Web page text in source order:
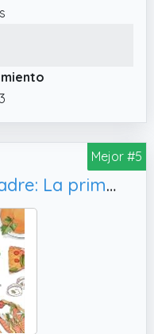
Mejor #5
Las recetas de mi madre: La primera vez que te divertirás leyendo un libro de recetas (Cocina casera)